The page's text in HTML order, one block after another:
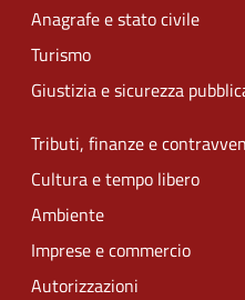
Anagrafe e stato civile
Turismo
Giustizia e sicurezza
Tributi, finanze e
Cultura e tempo libero
Ambiente
Imprese e commercio
Autorizzazioni